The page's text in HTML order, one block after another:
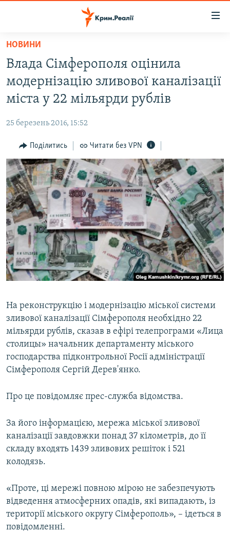
Перейти
основного
матеріалу
Перейти
до
основної
навігації
Перейти
до
пошуку
ВОДА.КРИМ
ВІДЕО ТА ФОТО
БЛОГИ
ПОГЛЯД
ІНТЕРВ'Ю
ВСЕ ЗА ДЕНЬ
СПЕЦПРОЕКТИ
ДЕПОРТАЦІЯ
ВІДЕОУРОКИ «ELIFBE»
СВІДЧЕННЯ ОКУПАЦІЇ
УКРАЇНСЬКА ПРОБЛЕМА КРИМУ
ЯК ОБІЙТИ БЛОКУВАННЯ
Русский
Qırımtatar
Усі сайти RFE/RL
НОВИНИ
Влада Сімферополя оцінила
модернізацію зливової каналізації
міста у 22 мільярди рублів
25 березень 2016, 15:52
Поділитись Читати без VPN
На реконструкцію і модернізацію міської системи
зливової каналізації Сімферополя необхідно 22
мільярди рублів, сказав в ефірі телепрограми «Лица
столицы» начальник департаменту міського
господарства підконтрольної Росії адміністрації
Сімферополя Сергій Дерев'янко.
Про це повідомляє прес-служба відомства.
За його інформацією, мережа міської зливової
каналізації завдовжки понад 37 кілометрів, до її
складу входять 1439 зливових решіток і 521
колодязь.
«Проте, ці мережі повною мірою не забезпечують
відведення атмосферних опадів, які випадають, із
території міського округу Сімферополь», – ідеться в
повідомленні.